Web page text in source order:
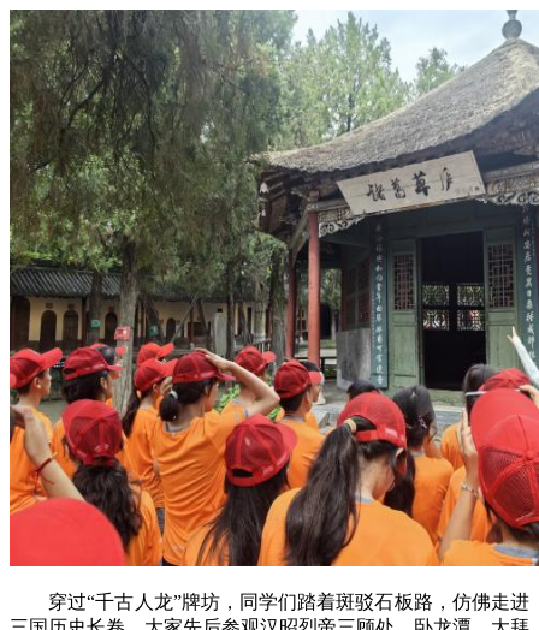
穿过“千古人龙”牌坊，同学们踏着斑驳石板路，仿佛走进